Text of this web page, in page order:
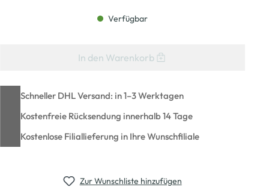
Verfügbar
In den Warenkorb
Schneller DHL Versand: in 1–3 Werktagen
Kostenfreie Rücksendung innerhalb 14 Tage
Kostenlose Filiallieferung in Ihre Wunschfiliale
Zur Wunschliste hinzufügen